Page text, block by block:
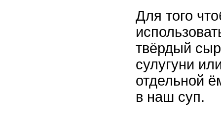
Для того
твёрдый
сулугуни
отдельной
в наш суп.